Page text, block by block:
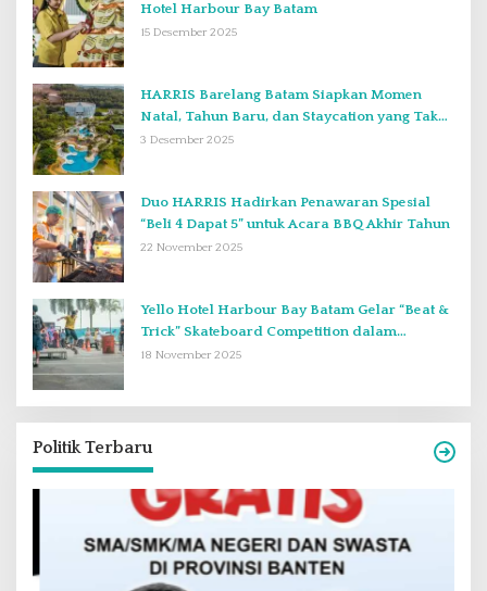
Hotel Harbour Bay Batam
15 Desember 2025
HARRIS Barelang Batam Siapkan Momen
Natal, Tahun Baru, dan Staycation yang Tak
Terlupakan di Desember 2025
3 Desember 2025
Duo HARRIS Hadirkan Penawaran Spesial
“Beli 4 Dapat 5” untuk Acara BBQ Akhir Tahun
22 November 2025
Yello Hotel Harbour Bay Batam Gelar “Beat &
Trick” Skateboard Competition dalam
Perayaan Anniversary ke-2
18 November 2025
Politik Terbaru